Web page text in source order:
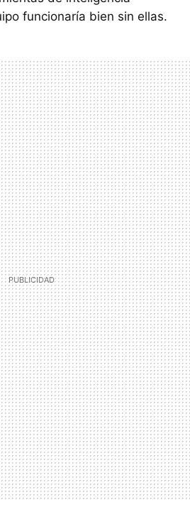
funcionaría bien sin ellas.